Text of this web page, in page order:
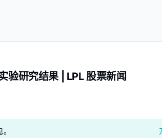
验研究结果 | LPL 股票新闻